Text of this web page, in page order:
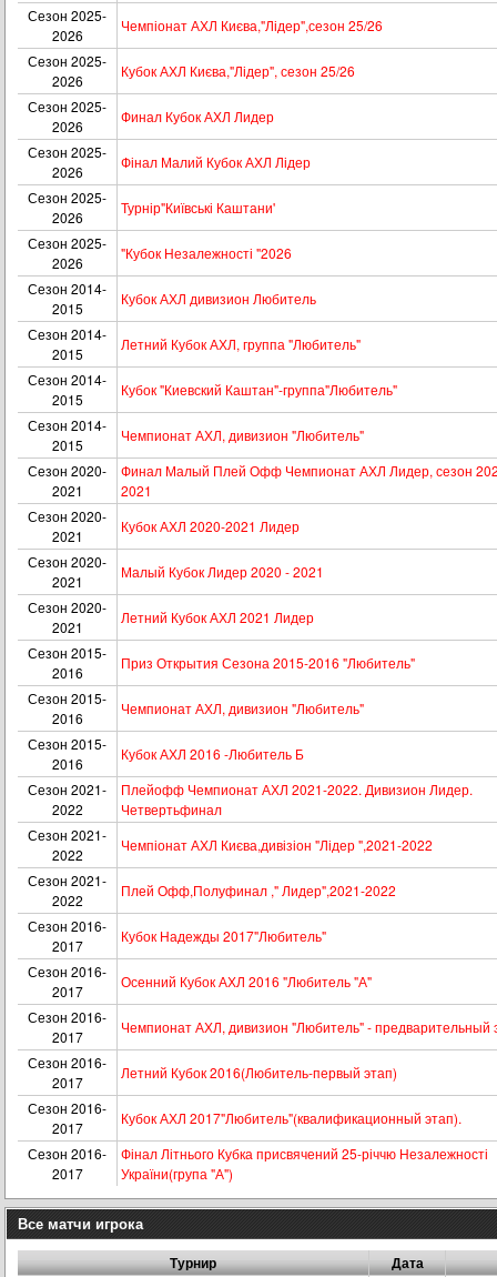
Сезон 2025-
2026
Чемпіонат АХЛ Києва,"Лідер",сезон 25/26
Сезон 2025-
2026
Кубок АХЛ Києва,"Лідер", сезон 25/26
Сезон 2025-
2026
Финал Кубок АХЛ Лидер
Сезон 2025-
2026
Фінал Малий Кубок АХЛ Лідер
Сезон 2025-
2026
Турнір"Київські Каштани'
Сезон 2025-
2026
"Кубок Незалежності "2026
Сезон 2014-
2015
Кубок АХЛ дивизион Любитель
Сезон 2014-
2015
Летний Кубок АХЛ, группа "Любитель"
Сезон 2014-
2015
Кубок "Киевский Каштан"-группа"Любитель"
Сезон 2014-
2015
Чемпионат АХЛ, дивизион "Любитель"
Сезон 2020-
2021
Финал Малый Плей Офф Чемпионат АХЛ Лидер, сезон
2021
Сезон 2020-
2021
Кубок АХЛ 2020-2021 Лидер
Сезон 2020-
2021
Малый Кубок Лидер 2020 - 2021
Сезон 2020-
2021
Летний Кубок АХЛ 2021 Лидер
Сезон 2015-
2016
Приз Открытия Сезона 2015-2016 "Любитель"
Сезон 2015-
2016
Чемпионат АХЛ, дивизион "Любитель"
Сезон 2015-
2016
Кубок АХЛ 2016 -Любитель Б
Сезон 2021-
2022
Плейофф Чемпионат АХЛ 2021-2022. Дивизион Лидер.
Четвертьфинал
Сезон 2021-
2022
Чемпіонат АХЛ Києва,дивізіон "Лідер ",2021-2022
Сезон 2021-
2022
Плей Офф,Полуфинал ," Лидер",2021-2022
Сезон 2016-
2017
Кубок Надежды 2017"Любитель"
Сезон 2016-
2017
Осенний Кубок АХЛ 2016 "Любитель "А"
Сезон 2016-
2017
Чемпионат АХЛ, дивизион "Любитель" - предварительный
Сезон 2016-
2017
Летний Кубок 2016(Любитель-первый этап)
Сезон 2016-
2017
Кубок АХЛ 2017"Любитель"(квалификационный этап).
Сезон 2016-
2017
Фінал Літнього Кубка присвячений 25-річчю Незалежності
України(група "А")
Все матчи игрока
Турнир Дата